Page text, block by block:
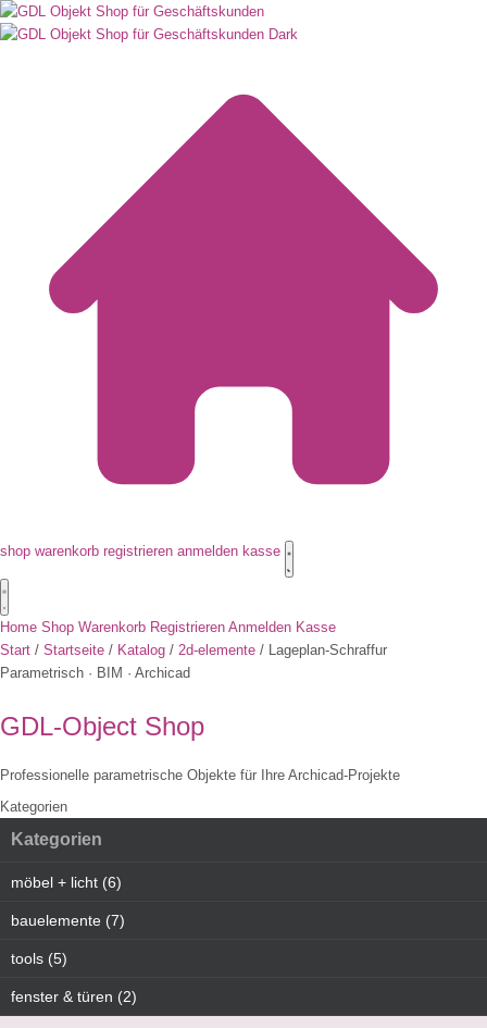
shop warenkorb registrieren anmelden kasse
Home Shop Warenkorb Registrieren Anmelden Kasse
Start / Startseite / Katalog / 2d-elemente / Lageplan-Schraffur
Parametrisch · BIM · Archicad
GDL-Object Shop
Professionelle parametrische Objekte für Ihre Archicad-Projekte
Kategorien
Kategorien
möbel + licht (6)
bauelemente (7)
tools (5)
fenster & türen (2)